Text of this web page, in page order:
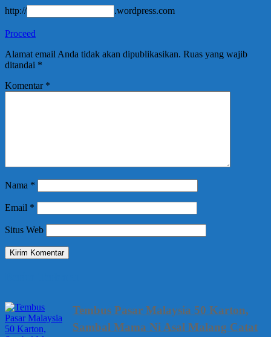
http:// .wordpress.com
Proceed
Alamat email Anda tidak akan dipublikasikan. Ruas yang wajib
ditandai *
Komentar *
Nama *
Email *
Situs Web
Tembus Pasar Malaysia 50 Karton,
Sambal Mama Ni Asal Malang Catat